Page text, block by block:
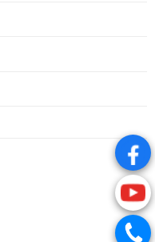
.
.
.